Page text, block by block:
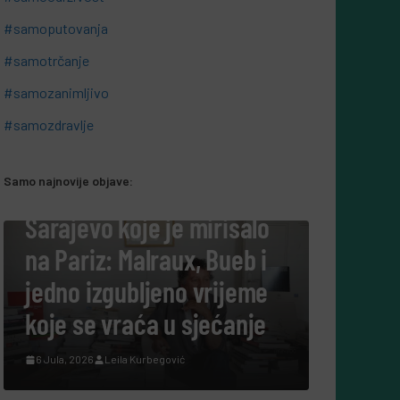
#samoputovanja
#samotrčanje
#samozanimljivo
#samozdravlje
Samo najnovije objave:
Bueb i
Tako su govorili: Šta nam
danas govore ljudi koji su
cijeli život posvetili
nauci?
7 Augusta, 2026